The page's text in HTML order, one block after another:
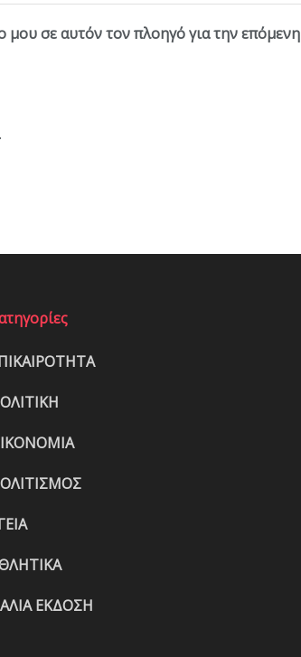
σε αυτόν τον πλοηγό για την επόμενη
.
ΕΚΔΟΣΗ